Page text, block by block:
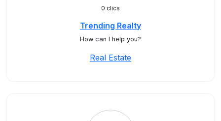
0 clics
Trending Realty
How can I help you?
Real Estate